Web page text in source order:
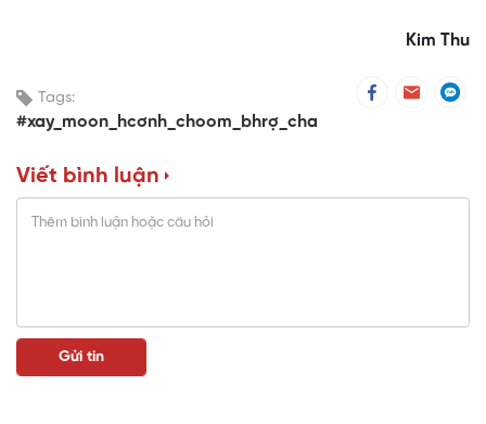
Kim Thu
Tags:
#xay_moon_hcơnh_choom_bhrợ_cha
Viết bình luận